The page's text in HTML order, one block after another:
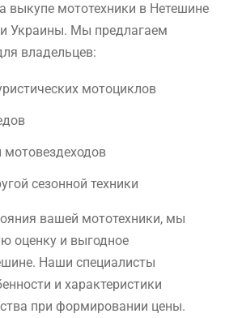
выкупе мототехники в Нетешине
Украины. Мы предлагаем
владельцев:
мотоциклов
сезонной техники
вашей мототехники, мы
оценку и выгодное
Наши специалисты
и характеристики
при формировании цены.